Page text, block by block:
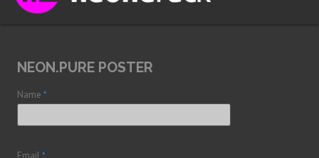
NEON.PURE POSTER
Name *